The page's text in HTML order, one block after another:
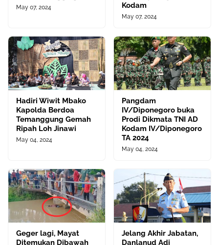
May 07, 2024
Kodam
May 07, 2024
Hadiri Wiwit Mbako
Kapolda Berdoa
Temanggung Gemah
Ripah Loh Jinawi
May 04, 2024
Pangdam
IV/Diponegoro buka
Prodi Dikmata TNI AD
Kodam IV/Diponegoro
TA 2024
May 04, 2024
Geger lagi, Mayat
Ditemukan Dibawah
Jelang Akhir Jabatan,
Danlanud Adi